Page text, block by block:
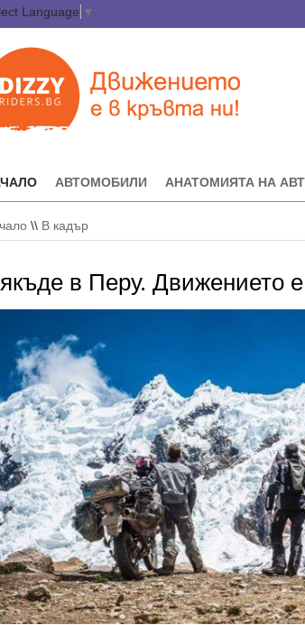
Language ▼
АВТОМОБИЛИ АНАТОМИЯТА НА
\\ В кадър
в Перу. Движението